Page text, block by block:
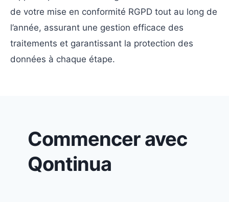
de votre mise en conformité RGPD tout au long de
l’année, assurant une gestion efficace des
traitements et garantissant la protection des
données à chaque étape.
Commencer avec
Qontinua